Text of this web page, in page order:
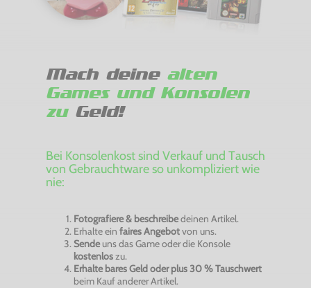
Mach deine alten
Games und Konsolen
zuGeld!
Bei Konsolenkost sind Verkauf und Tausch
von Gebrauchtware so unkompliziert wie
nie:
Fotografiere & beschreibedeinen Artikel.
Erhalte ein faires Angebotvon uns.
Sendeuns das Game oder die Konsole
kostenloszu.
Erhalte bares Geld oder plus 30 % Tauschwert
beim Kauf anderer Artikel.